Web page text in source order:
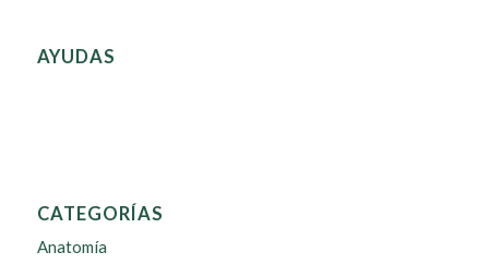
AYUDAS
CATEGORÍAS
Anatomía